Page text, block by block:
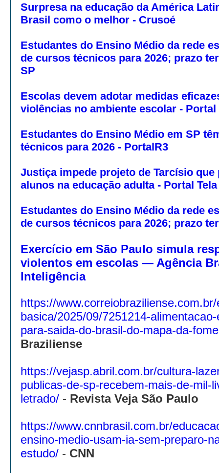
Surpresa na educação da América
Brasil como o melhor - Crusoé
Estudantes do Ensino Médio da rede
de cursos técnicos para 2026; prazo
SP
Escolas devem adotar medidas
violências no ambiente escolar - Portal
Estudantes do Ensino Médio em SP
técnicos para 2026 - PortalR3
Justiça impede projeto de Tarcísio que
alunos na educação adulta - Portal Tela
Estudantes do Ensino Médio da rede
de cursos técnicos para 2026; prazo
Exercício em São Paulo simula
violentos em escolas — Agência
Inteligência
https://
basica/2025/09/7251214-
para-saida-do-brasil-do-mapa-da-
Braziliense
https://vejasp.abril.com.br/cultura-
publicas-de-sp-recebem-mais-de-mil-
letrado/ - Revista Veja São Paulo
https://www.cnnbrasil.com.br/
ensino-medio-usam-ia-sem-preparo-
estudo/ - CNN